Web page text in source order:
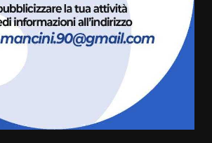
Fasanese ferito a colpi di arma
da fuoco
6 Agosto 2026 18:13
Serie D, l’Us Fasano non molla e
conferma di voler ricorrere per